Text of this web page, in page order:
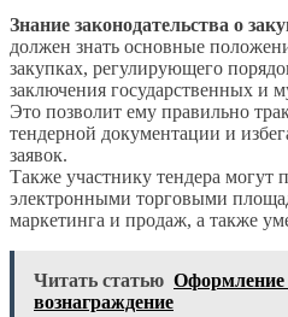
Знание законодательства о
должен знать основные
закупках, регулирующего
заключения государственных и
Это позволит ему правильно
тендерной документации и
заявок.
Также участнику тендера могут
электронными торговыми
маркетинга и продаж, а также
Читать статью Оформление
вознаграждение